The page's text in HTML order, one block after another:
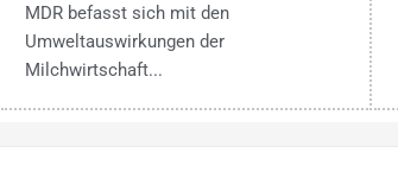
MDR befasst sich mit den
Umweltauswirkungen der
Milchwirtschaft...